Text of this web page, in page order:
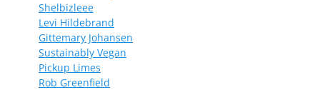
Shelbizleee
Levi Hildebrand
Gittemary Johansen
Sustainably Vegan
Pickup Limes
Rob Greenfield